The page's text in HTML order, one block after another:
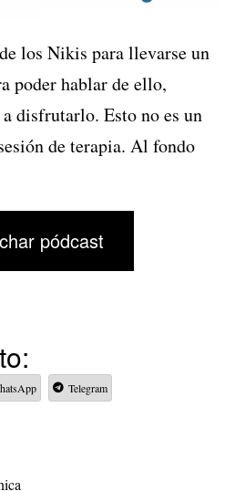
los Nikis para llevarse un
poder hablar de ello,
disfrutarlo. Esto no es un
de terapia. Al fondo
pódcast
Telegram